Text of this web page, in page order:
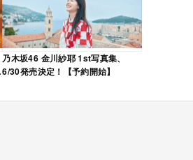
乃木坂46 金川紗耶 1st写真集、
6/30発売決定！【予約開始】